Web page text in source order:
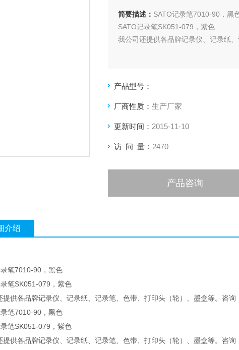
简要描述： SATO记录笔7010-90，黑
SATO记录笔SK051-079，紫色
我公司还提供各品牌记录仪、记录纸
产品型号：
厂商性质： 生产厂家
更新时间： 2015-11-10
访 问 量： 2470
产品咨询
介绍
笔7010-90，黑色
笔SK051-079，紫色
提供各品牌记录仪、记录纸、记录笔、色带、打印头（轮）、墨盒等。咨询
笔7010-90，黑色
笔SK051-079，紫色
提供各品牌记录仪、记录纸、记录笔、色带、打印头（轮）、墨盒等。咨询